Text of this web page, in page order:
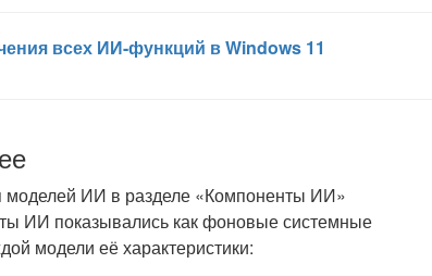
всех ИИ-функций в Windows 11
моделей ИИ в разделе «Компоненты ИИ»
ИИ показывались как фоновые системные
модели её характеристики: